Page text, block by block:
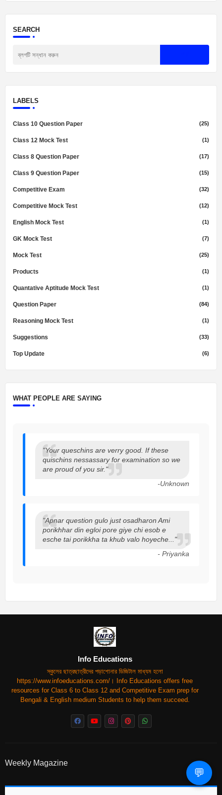
💬
SEARCH
LABELS
Class 10 Question Paper (25)
Class 12 Mock Test (1)
Class 8 Question Paper (17)
Class 9 Question Paper (15)
Competitive Exam (32)
Competitive Mock Test (12)
English Mock Test (1)
GK Mock Test (7)
Mock Test (25)
Products (1)
Quantative Aptitude Mock Test (1)
Question Paper (84)
Reasoning Mock Test (1)
Suggestions (33)
Top Update (6)
WHAT PEOPLE ARE SAYING
"Your queschins are verry good. If these
quischins nessassary for examination so we
are proud of you sir."
-Unknown
"Apnar question gulo just osadharon Ami
porikhhar din egloi pore giye chi esob e
esche tai porikkha ta khub valo hoyeche..."
- Priyanka
Info Educations
স্কুলের ছাত্রছাত্রীদের পড়াশোনার ডিজিটাল মাধ্যম হলো
https://www.infoeducations.com/। Info Educations offers free
resources for Class 6 to Class 12 and Competitive Exam prep for
Bengali & English medium Students to help them succeed.
Weekly Magazine